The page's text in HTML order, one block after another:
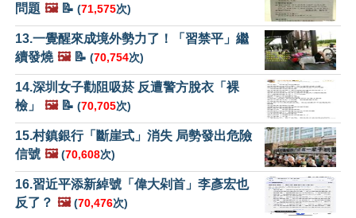
問題 🖼️📝 (71,575次)
13.一覺醒來成境外勢力了！「習禁平」繼
續發燒 🖼️📝 (70,754次)
14.深圳女子勸阻吸菸 反遭警方脫衣「裸
檢」
🖼️📝 (70,705次)
15.村鎮銀行「斷崖式」消失 局勢發出危險
信號 🖼️ (70,608次)
16.習近平添新綽號「偉大剁首」李彥宏也
反了？ 🖼️ (70,476次)